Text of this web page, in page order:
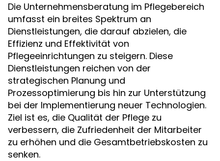
Die Unternehmensberatung im Pflegebereich
umfasst ein breites Spektrum an
Dienstleistungen, die darauf abzielen, die
Effizienz und Effektivität von
Pflegeeinrichtungen zu steigern. Diese
Dienstleistungen reichen von der
strategischen Planung und
Prozessoptimierung bis hin zur Unterstützung
bei der Implementierung neuer Technologien.
Ziel ist es, die Qualität der Pflege zu
verbessern, die Zufriedenheit der Mitarbeiter
zu erhöhen und die Gesamtbetriebskosten zu
senken.